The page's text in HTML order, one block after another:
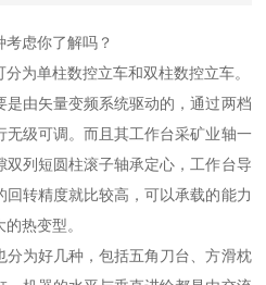
考虑你了解吗？
单柱数控立车和双柱数控立车。
由矢量变频系统驱动的，通过两档
级可调。而且其工作台采矿业轴一
列短圆柱滚子轴承定心，工作台导
转精度就比较高，可以承载的能力
热变型。
为好几种，包括五角刀台、方滑枕